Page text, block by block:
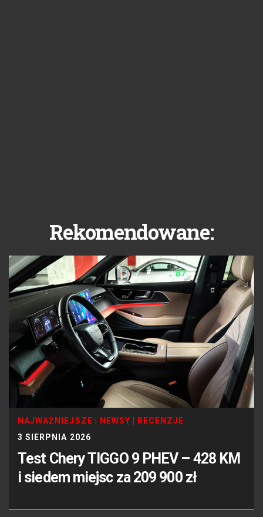
Rekomendowane:
NAJWAŻNIEJSZE NEWSY
RECENZJE
3 SIERPNIA 2026
Test Chery TIGGO 9 PHEV – 428 KM
i siedem miejsc za 209 900 zł